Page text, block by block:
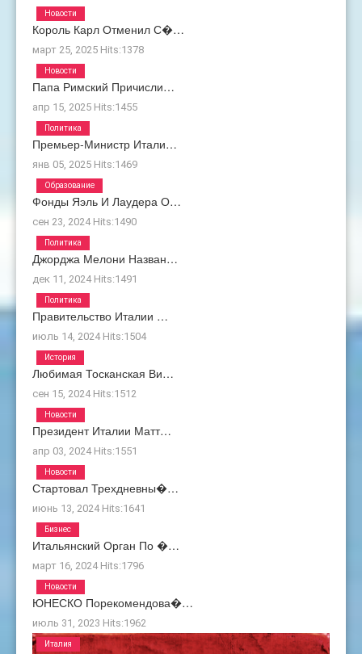
Король Карл Отменил С�…
март 25, 2025 Hits:1378
Новости
Папа Римский Причисли…
апр 15, 2025 Hits:1455
Новости
Премьер-Министр Итали…
янв 05, 2025 Hits:1469
Политика
Фонды Яэль И Лаудера О…
сен 23, 2024 Hits:1490
Образование
Джорджа Мелони Назван…
дек 11, 2024 Hits:1491
Политика
Правительство Италии …
июль 14, 2024 Hits:1504
Политика
Любимая Тосканская Ви…
сен 15, 2024 Hits:1512
История
Президент Италии Матт…
апр 03, 2024 Hits:1551
Новости
Стартовал Трехдневны�…
июнь 13, 2024 Hits:1641
Новости
Итальянский Орган По �…
март 16, 2024 Hits:1796
Бизнес
ЮНЕСКО Порекомендова�…
июль 31, 2023 Hits:1962
Новости
Италия